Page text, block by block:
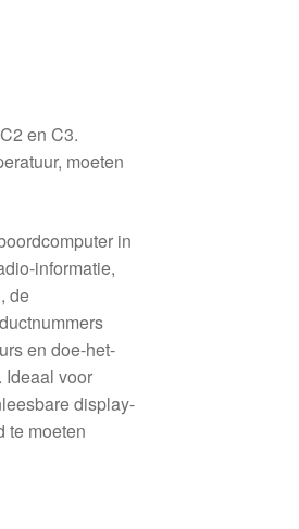
en C3.
moeten
in
informatie,
de
en doe-het-
Ideaal voor
display-
te moeten